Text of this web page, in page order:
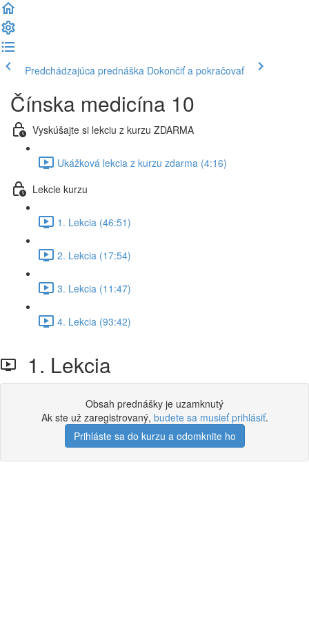
Predchádzajúca prednáška Dokončiť a pokračovať
Čínska medicína 10
Vyskúšajte si lekciu z kurzu ZDARMA
Ukážková lekcia z kurzu zdarma (4:16)
Lekcie kurzu
1. Lekcia (46:51)
2. Lekcia (17:54)
3. Lekcia (11:47)
4. Lekcia (93:42)
1. Lekcia
Obsah prednášky je uzamknutý
Ak ste už zaregistrovaný, budete sa musieť prihlásiť.
Prihláste sa do kurzu a odomknite ho